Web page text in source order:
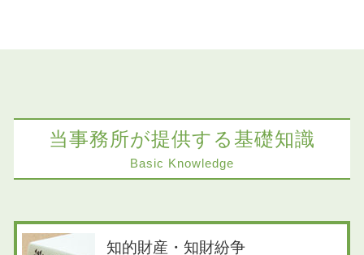
当事務所が提供する基礎知識
Basic Knowledge
知的財産・知財紛争